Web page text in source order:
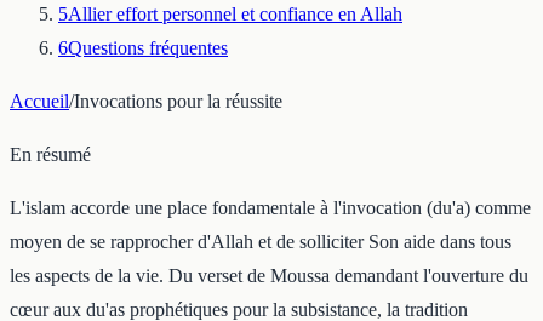
5Allier effort personnel et confiance en Allah
6Questions fréquentes
Accueil/Invocations pour la réussite
En résumé
L'islam accorde une place fondamentale à l'invocation (du'a) comme
moyen de se rapprocher d'Allah et de solliciter Son aide dans tous
les aspects de la vie. Du verset de Moussa demandant l'ouverture du
cœur aux du'as prophétiques pour la subsistance, la tradition